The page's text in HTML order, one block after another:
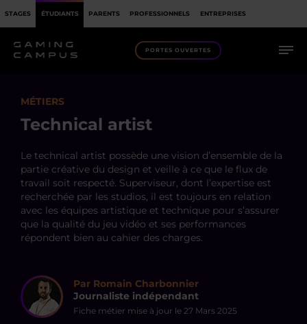
STAGES ÉTUDIANTS PARENTS PROFESSIONNELS ENTREPRISES
PORTES OUVERTES
MÉTIERS
Technical artist
Le technical artist possède une vision d’ensemble de la
partie créative du design et veille à ce que le flux de
travail soit respecté. Superviseur, dont l’expertise est
recherchée par les studios, il est toujours en relation
avec les équipes artistique et technique pour s’assurer
que la qualité du jeu vidéo et ses performances
répondent bien au cahier des charges.
Par Romain Charbonnier
Journaliste indépendant
Fiche métier mise à jour le 27 Mars 2025